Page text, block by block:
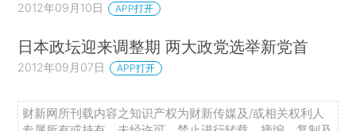
2012年09月10日 APP打开
日本政坛迎来调整期 两大政党选举新党首
2012年09月07日 APP打开
财新网所刊载内容之知识产权为财新传媒及/或相关权利人